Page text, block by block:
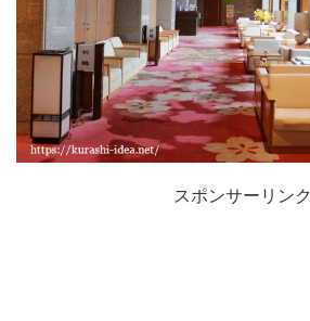
スポンサーリンク